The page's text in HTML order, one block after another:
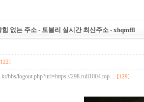
힘 없는 주소 - 토블리 실시간 최신주소 - xhqmffl
bbs/logout.php?url=https://298.ruli1004.top… [129]